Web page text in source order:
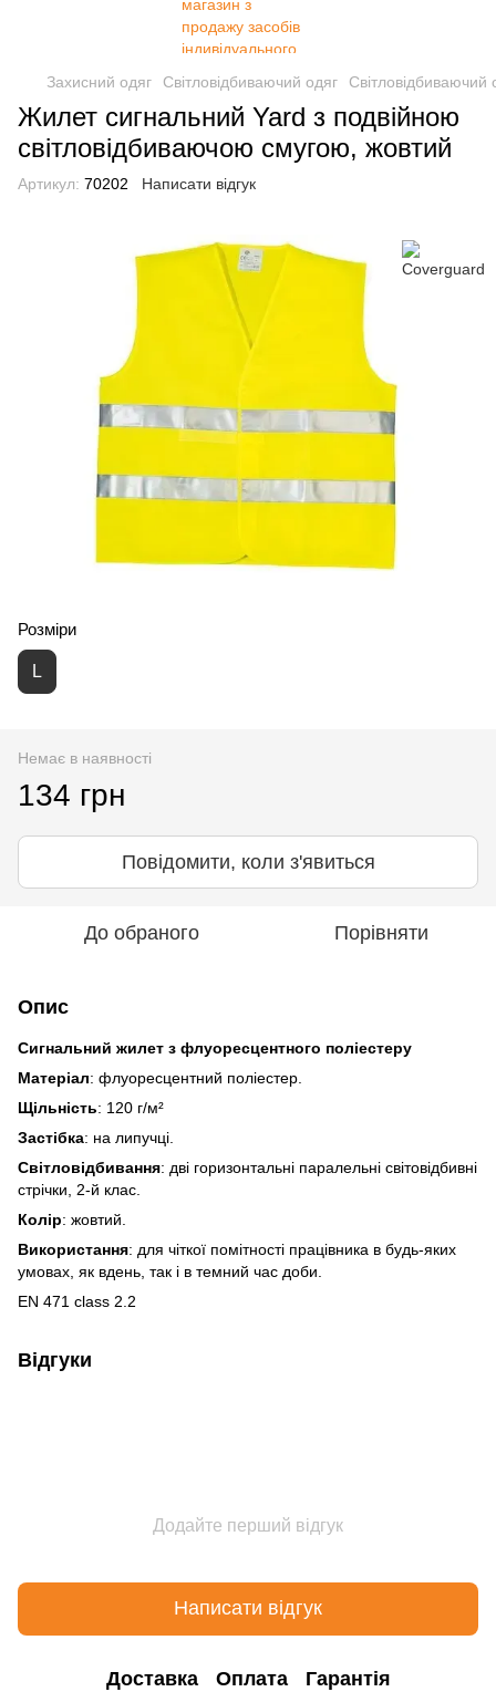
Захисний одяг Світловідбиваючий одяг
Жилет сигнальний Yard з подвійною
світловідбиваючою смугою, жовтий
Артикул: 70202 Написати відгук
Розміри
L
Немає в наявності
134 грн
Повідомити, коли з'явиться
До обраного Порівняти
Опис
Сигнальний жилет з флуоресцентного поліестеру
Матеріал: флуоресцентний поліестер.
Щільність: 120 г/м²
Застібка: на липучці.
Світловідбивання: дві горизонтальні паралельні світовідбивні
стрічки, 2-й клас.
Колір: жовтий.
Використання: для чіткої помітності працівника в будь-яких
умовах, як вдень, так і в темний час доби.
EN 471 class 2.2
Відгуки
Додайте перший відгук
Написати відгук
Доставка Оплата Гарантія